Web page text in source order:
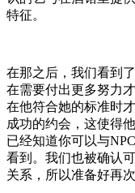
特征。
在那之后，我们看到
在需要付出更多努力
在他符合她的标准时
成功的约会，这使得
已经知道你可以与
看到。我们也被确认
关系，所以准备好再